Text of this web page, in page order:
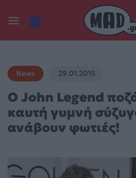
News 29.01.2015
Ο John Legend
καυτή γυμνή
ανάβουν φωτιές!